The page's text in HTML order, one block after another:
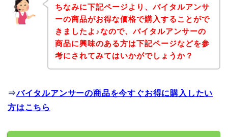
ちなみに下記ページより、バイタルアンサ
ーの商品がお得な価格で購入することがで
きましたよ♪なので、バイタルアンサーの
商品に興味のある方は下記ページなどを参
考にされてみてはいかがでしょうか？
⇒バイタルアンサーの商品を今すぐお得に購入したい
方はこちら